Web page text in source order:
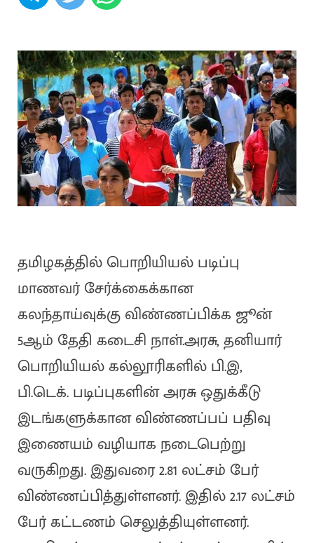
தமிழகத்தில் பொறியியல் படிப்பு
மாணவர் சேர்க்கைக்கான
கலந்தாய்வுக்கு விண்ணப்பிக்க ஜூன்
5ஆம் தேதி கடைசி நாள்.அரசு, தனியார்
பொறியியல் கல்லூரிகளில் பி.இ,
பி.டெக். படிப்புகளின் அரசு ஒதுக்கீடு
இடங்களுக்கான விண்ணப்பப் பதிவு
இணையம் வழியாக நடைபெற்று
வருகிறது. இதுவரை 2.81 லட்சம் பேர்
விண்ணப்பித்துள்ளனர். இதில் 2.17 லட்சம்
பேர் கட்டணம் செலுத்தியுள்ளனர்.